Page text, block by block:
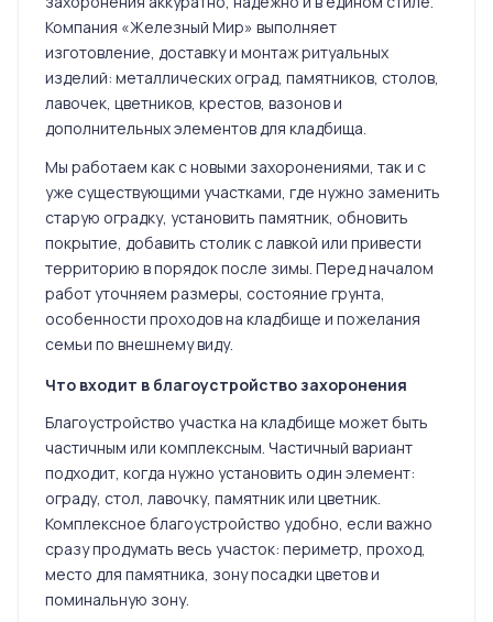
Ограда 6
Компания «Железный Мир» выполняет
изготовление, доставку и монтаж ритуальных
изделий: металлических оград, памятников, столов,
лавочек, цветников, крестов, вазонов и
дополнительных элементов для кладбища.
Мы работаем как с новыми захоронениями, так и с
уже существующими участками, где нужно заменить
старую оградку, установить памятник, обновить
покрытие, добавить столик с лавкой или привести
территорию в порядок после зимы. Перед началом
работ уточняем размеры, состояние грунта,
особенности проходов на кладбище и пожелания
семьи по внешнему виду.
Что входит в благоустройство захоронения
Благоустройство участка на кладбище может быть
частичным или комплексным. Частичный вариант
подходит, когда нужно установить один элемент:
ограду, стол, лавочку, памятник или цветник.
Комплексное благоустройство удобно, если важно
сразу продумать весь участок: периметр, проход,
место для памятника, зону посадки цветов и
поминальную зону.